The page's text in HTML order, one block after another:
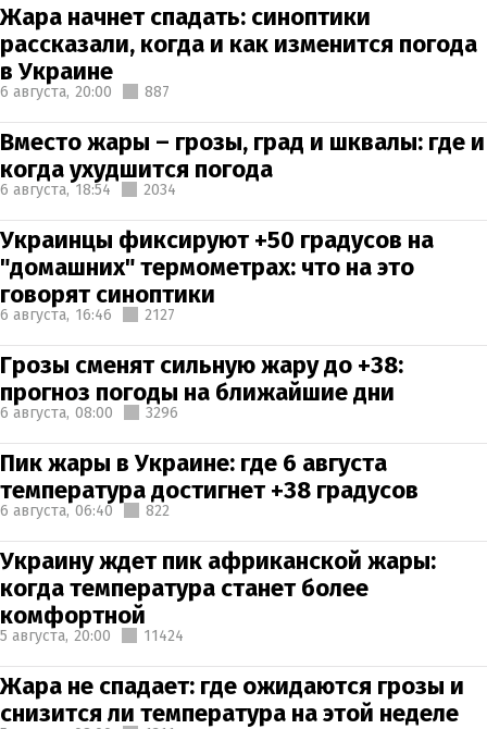
Жара начнет спадать: синоптики
рассказали, когда и как изменится погода
в Украине
6 августа, 20:00 887
Вместо жары – грозы, град и шквалы: где и
когда ухудшится погода
6 августа, 18:54 2034
Украинцы фиксируют +50 градусов на
"домашних" термометрах: что на это
говорят синоптики
6 августа, 16:46 2127
Грозы сменят сильную жару до +38:
прогноз погоды на ближайшие дни
6 августа, 08:00 3296
Пик жары в Украине: где 6 августа
температура достигнет +38 градусов
6 августа, 06:40 822
Украину ждет пик африканской жары:
когда температура станет более
комфортной
5 августа, 20:00 11424
Жара не спадает: где ожидаются грозы и
снизится ли температура на этой неделе